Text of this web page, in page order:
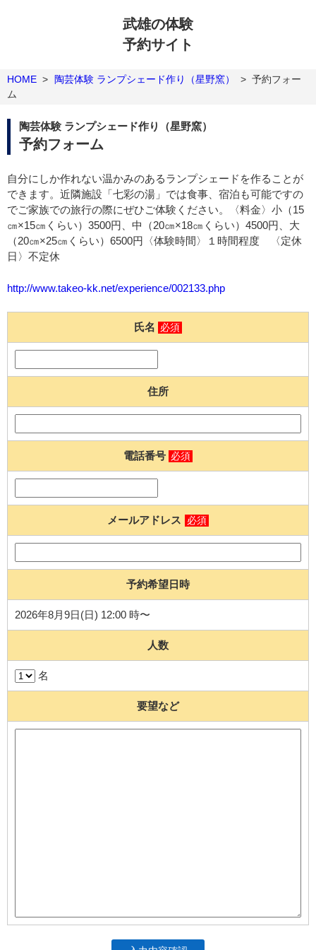
武雄の体験
予約サイト
HOME > 陶芸体験 ランプシェード作り（星野窯） > 予約フォー
ム
陶芸体験 ランプシェード作り（星野窯）
予約フォーム
自分にしか作れない温かみのあるランプシェードを作ることが
できます。近隣施設「七彩の湯」では食事、宿泊も可能ですの
でご家族での旅行の際にぜひご体験ください。〈料金〉小（15
㎝×15㎝くらい）3500円、中（20㎝×18㎝くらい）4500円、大
（20㎝×25㎝くらい）6500円〈体験時間〉１時間程度 〈定休
日〉不定休
http://www.takeo-kk.net/experience/002133.php
氏名 必須
住所
電話番号 必須
メールアドレス 必須
予約希望日時
2026年8月9日(日) 12:00 時〜
人数
名
要望など